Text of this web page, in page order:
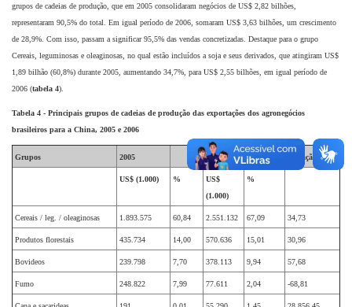
grupos de cadeias de produção, que em 2005 consolidaram negócios de US$ 2,82 bilhões,
representaram 90,5% do total. Em igual período de 2006, somaram US$ 3,63 bilhões, um crescimento
de 28,9%. Com isso, passam a significar 95,5% das vendas concretizadas. Destaque para o grupo
Cereais, leguminosas e oleaginosas, no qual estão incluídos a soja e seus derivados, que atingiram US$
1,89 bilhão (60,8%) durante 2005, aumentando 34,7%, para US$ 2,55 bilhões, em igual período de
2006 (tabela 4).
Tabela 4 - Principais grupos de cadeias de produção das exportações dos agronegócios
brasileiros para a China, 2005 e 2006
Grupos 2005 2006 Variação %
US$ (1.000) %
US$
(1.000)
%
Cereais / leg. / oleaginosas 1.893.575 60,84 2.551.132 67,09 34,73
Produtos florestais 435.734 14,00 570.636 15,01 30,96
Bovideos 239.798 7,70 378.113 9,94 57,68
Fumo 248.822 7,99 77.611 2,04 -68,81